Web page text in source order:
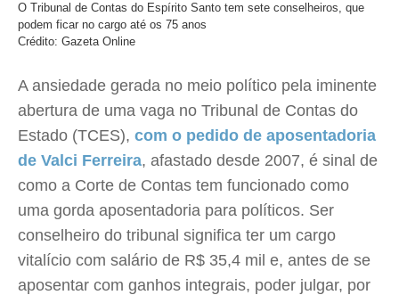
O Tribunal de Contas do Espírito Santo tem sete conselheiros, que
podem ficar no cargo até os 75 anos
Crédito: Gazeta Online
A ansiedade gerada no meio político pela iminente
abertura de uma vaga no Tribunal de Contas do
Estado (TCES), com o pedido de aposentadoria
de Valci Ferreira, afastado desde 2007, é sinal de
como a Corte de Contas tem funcionado como
uma gorda aposentadoria para políticos. Ser
conselheiro do tribunal significa ter um cargo
vitalício com salário de R$ 35,4 mil e, antes de se
aposentar com ganhos integrais, poder julgar, por